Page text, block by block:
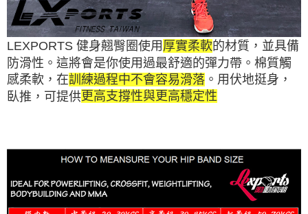
LEXPORTS 健身翹臀圈使用 厚實柔軟的材質，並具備
防滑性。這將會是你使用過最舒適的彈力帶。棉質觸
感柔軟，在訓練過程中不會容易滑落 。用伏地挺身，
臥推，可提供更高支撐性與更高穩定性